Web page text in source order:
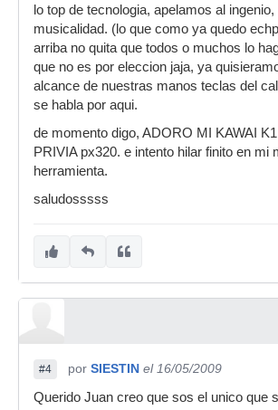
lo top de tecnologia, apelamos al
musicalidad. (lo que como ya quedo
arriba no quita que todos o muchos lo
que no es por eleccion jaja, ya
alcance de nuestras manos teclas del
se habla por aqui.
de momento digo, ADORO MI KAWAI K1
PRIVIA px320. e intento hilar finito en mi
herramienta.
saludosssss
#4 por SIESTIN el 16/05/2009
Querido Juan creo que sos el unico que